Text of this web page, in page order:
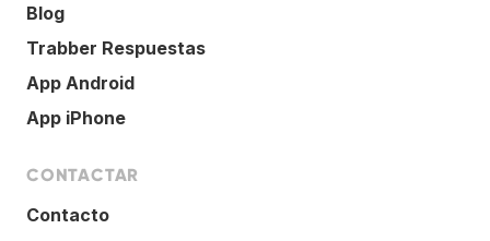
Blog
Trabber Respuestas
App Android
App iPhone
CONTACTAR
Contacto